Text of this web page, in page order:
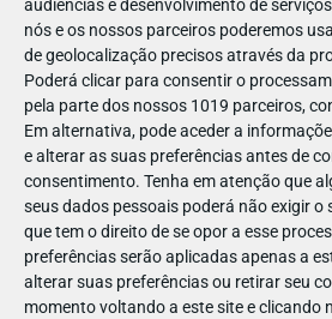
audiências e desenvolvimento de
nós e os nossos parceiros poderemos
de geolocalização precisos através da
Poderá clicar para consentir o
pela parte dos nossos 1019 parceiros,
Em alternativa, pode aceder a
e alterar as suas preferências antes de
consentimento. Tenha em atenção que
seus dados pessoais poderá não exigir o
que tem o direito de se opor a esse
preferências serão aplicadas apenas a
alterar suas preferências ou retirar seu
momento voltando a este site e clicando
PUB
🗺️ Voucher Jogos
(-40%)
Prefere diversão, humor emistério a
modalidade Lisboae Porto
cheio de segredos e personagens